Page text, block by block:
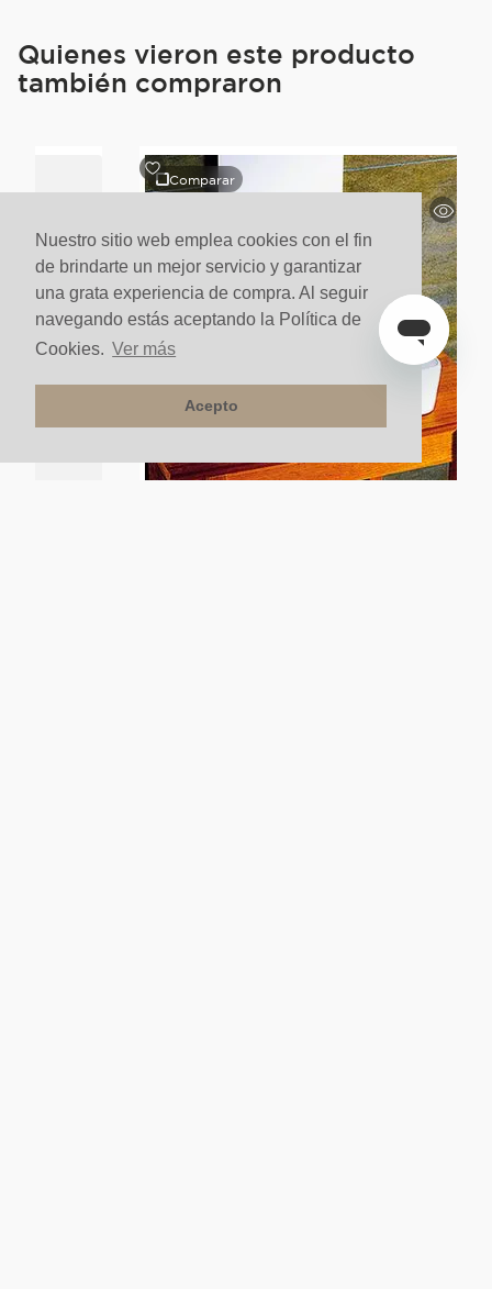
Nuestro sitio web emplea cookies con el fin
de brindarte un mejor servicio y garantizar
una grata experiencia de compra. Al seguir
navegando estás aceptando la Política de
Cookies. Ver más
Acepto
Quienes vieron este producto
también compraron
Comparar